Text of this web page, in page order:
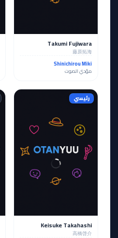
Takumi Fujiwara
藤原拓海
Shinichirou Miki
مؤدي الصوت
رئيسي
Keisuke Takahashi
高橋啓介